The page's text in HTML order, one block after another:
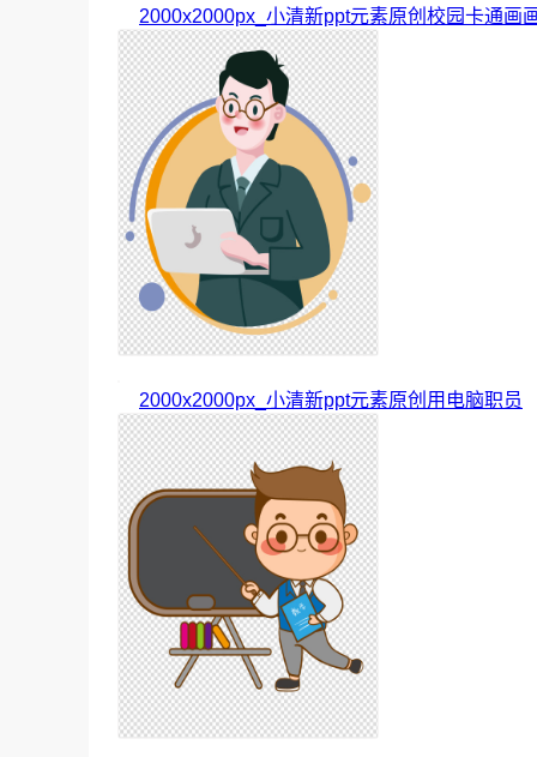
2000x2000px_小清新ppt元素原创校园卡通画
2000x2000px_小清新ppt元素原创用电脑职员